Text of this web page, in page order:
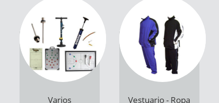
Varios Vestuario - Ropa